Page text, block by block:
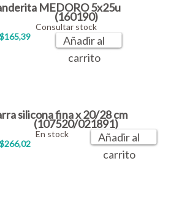
MEDORO 5x25u
(160190)
$165,39
Consultar stock
Añadir al
carrito
silicona fina x 20/28 cm
(107520/021891)
$266,02
En stock
Añadir al
carrito